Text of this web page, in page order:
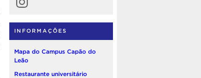
INFORMAÇÕES
Mapa do Campus Capão do
Leão
Restaurante universitário